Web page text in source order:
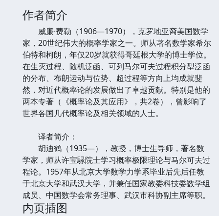
作者简介
威廉·费勒（1906—1970），克罗地亚裔美国数学
家，20世纪伟大的概率学家之一。师从著名数学家希尔
伯特和柯朗，年仅20岁就获得哥廷根大学的博士学位。
在生灭过程、随机泛函、可列马尔可夫过程积分型泛函
的分布、布朗运动与位势、超过程等方向上均成就斐
然，对近代概率论的发展做出了卓越贡献。特别是他的
两本专著（《概率论及其应用》，共2卷），曾影响了
世界各国几代概率论及相关领域的人士。
译者简介：
胡迪鹤（1935—），教授，博士生导师，著名数
学家，师从许宝騄院士学习概率极限理论与马尔可夫过
程论。1957年从北京大学数学力学系毕业后先后任教
于北京大学和武汉大学，并兼任国家教委科技委数学组
成员、中国数学会常务理事、武汉市科协副主席等职。
内页插图